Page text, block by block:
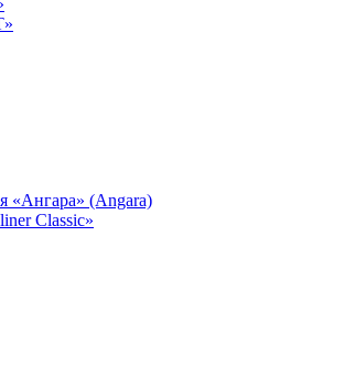
«Ангара» (Angara)
Classic»